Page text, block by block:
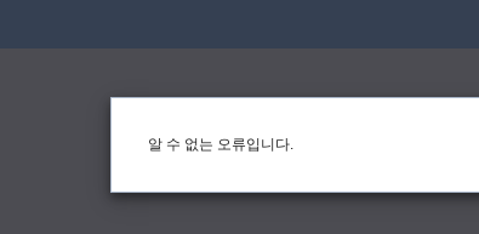
알 수 없는 오류입니다.